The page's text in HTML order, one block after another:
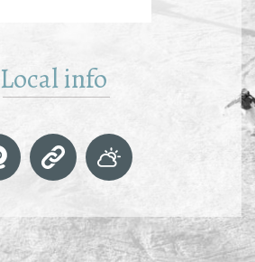
Local info